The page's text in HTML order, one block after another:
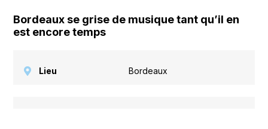
Bordeaux se grise de musique tant qu’il en
est encore temps
Lieu Bordeaux